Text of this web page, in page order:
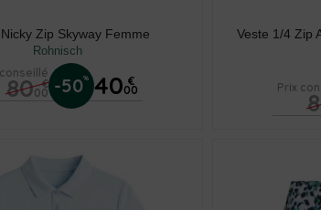
Zip Skyway Femme
Rohnisch
80 €
00 -50% 40 €
00
Veste 1/4 Zip
Prix